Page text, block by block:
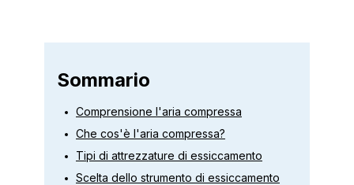
Sommario
Comprensione l'aria compressa
Che cos'è l'aria compressa?
Tipi di attrezzature di essiccamento
Scelta dello strumento di essiccamento